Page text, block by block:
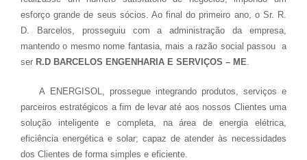
esforço grande de seus sócios. Ao final do primeiro ano, o Sr. R.
D. Barcelos, prosseguiu com a administração da empresa,
mantendo o mesmo nome fantasia, mais a razão social passou a
ser R.D BARCELOS ENGENHARIA E SERVIÇOS – ME.
A ENERGISOL, prossegue integrando produtos, serviços e
parceiros estratégicos a fim de levar até aos nossos Clientes uma
solução inteligente e completa, na área de energia elétrica,
eficiência energética e solar; capaz de atender às necessidades
dos Clientes de forma simples e eficiente.